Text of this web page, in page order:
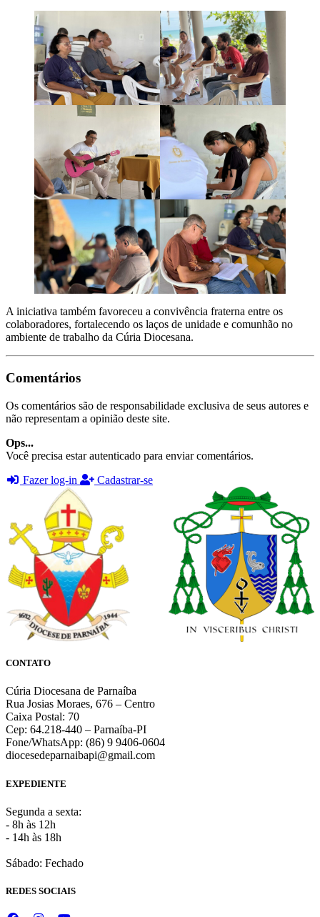
A iniciativa também favoreceu a convivência fraterna entre os
colaboradores, fortalecendo os laços de unidade e comunhão no
ambiente de trabalho da Cúria Diocesana.
Comentários
Os comentários são de responsabilidade exclusiva de seus autores e
não representam a opinião deste site.
Ops...
Você precisa estar autenticado para enviar comentários.
Fazer log-in
Cadastrar-se
CONTATO
Cúria Diocesana de Parnaíba
Rua Josias Moraes, 676 – Centro
Caixa Postal: 70
Cep: 64.218-440 – Parnaíba-PI
Fone/WhatsApp: (86) 9 9406-0604
diocesedeparnaibapi@gmail.com
EXPEDIENTE
Segunda a sexta:
- 8h às 12h
- 14h às 18h
Sábado: Fechado
REDES SOCIAIS